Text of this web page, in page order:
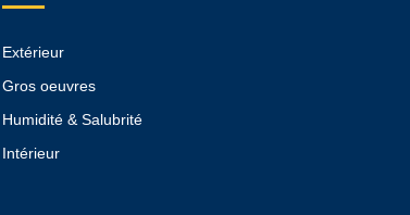
Extérieur
Gros oeuvres
Humidité & Salubrité
Intérieur